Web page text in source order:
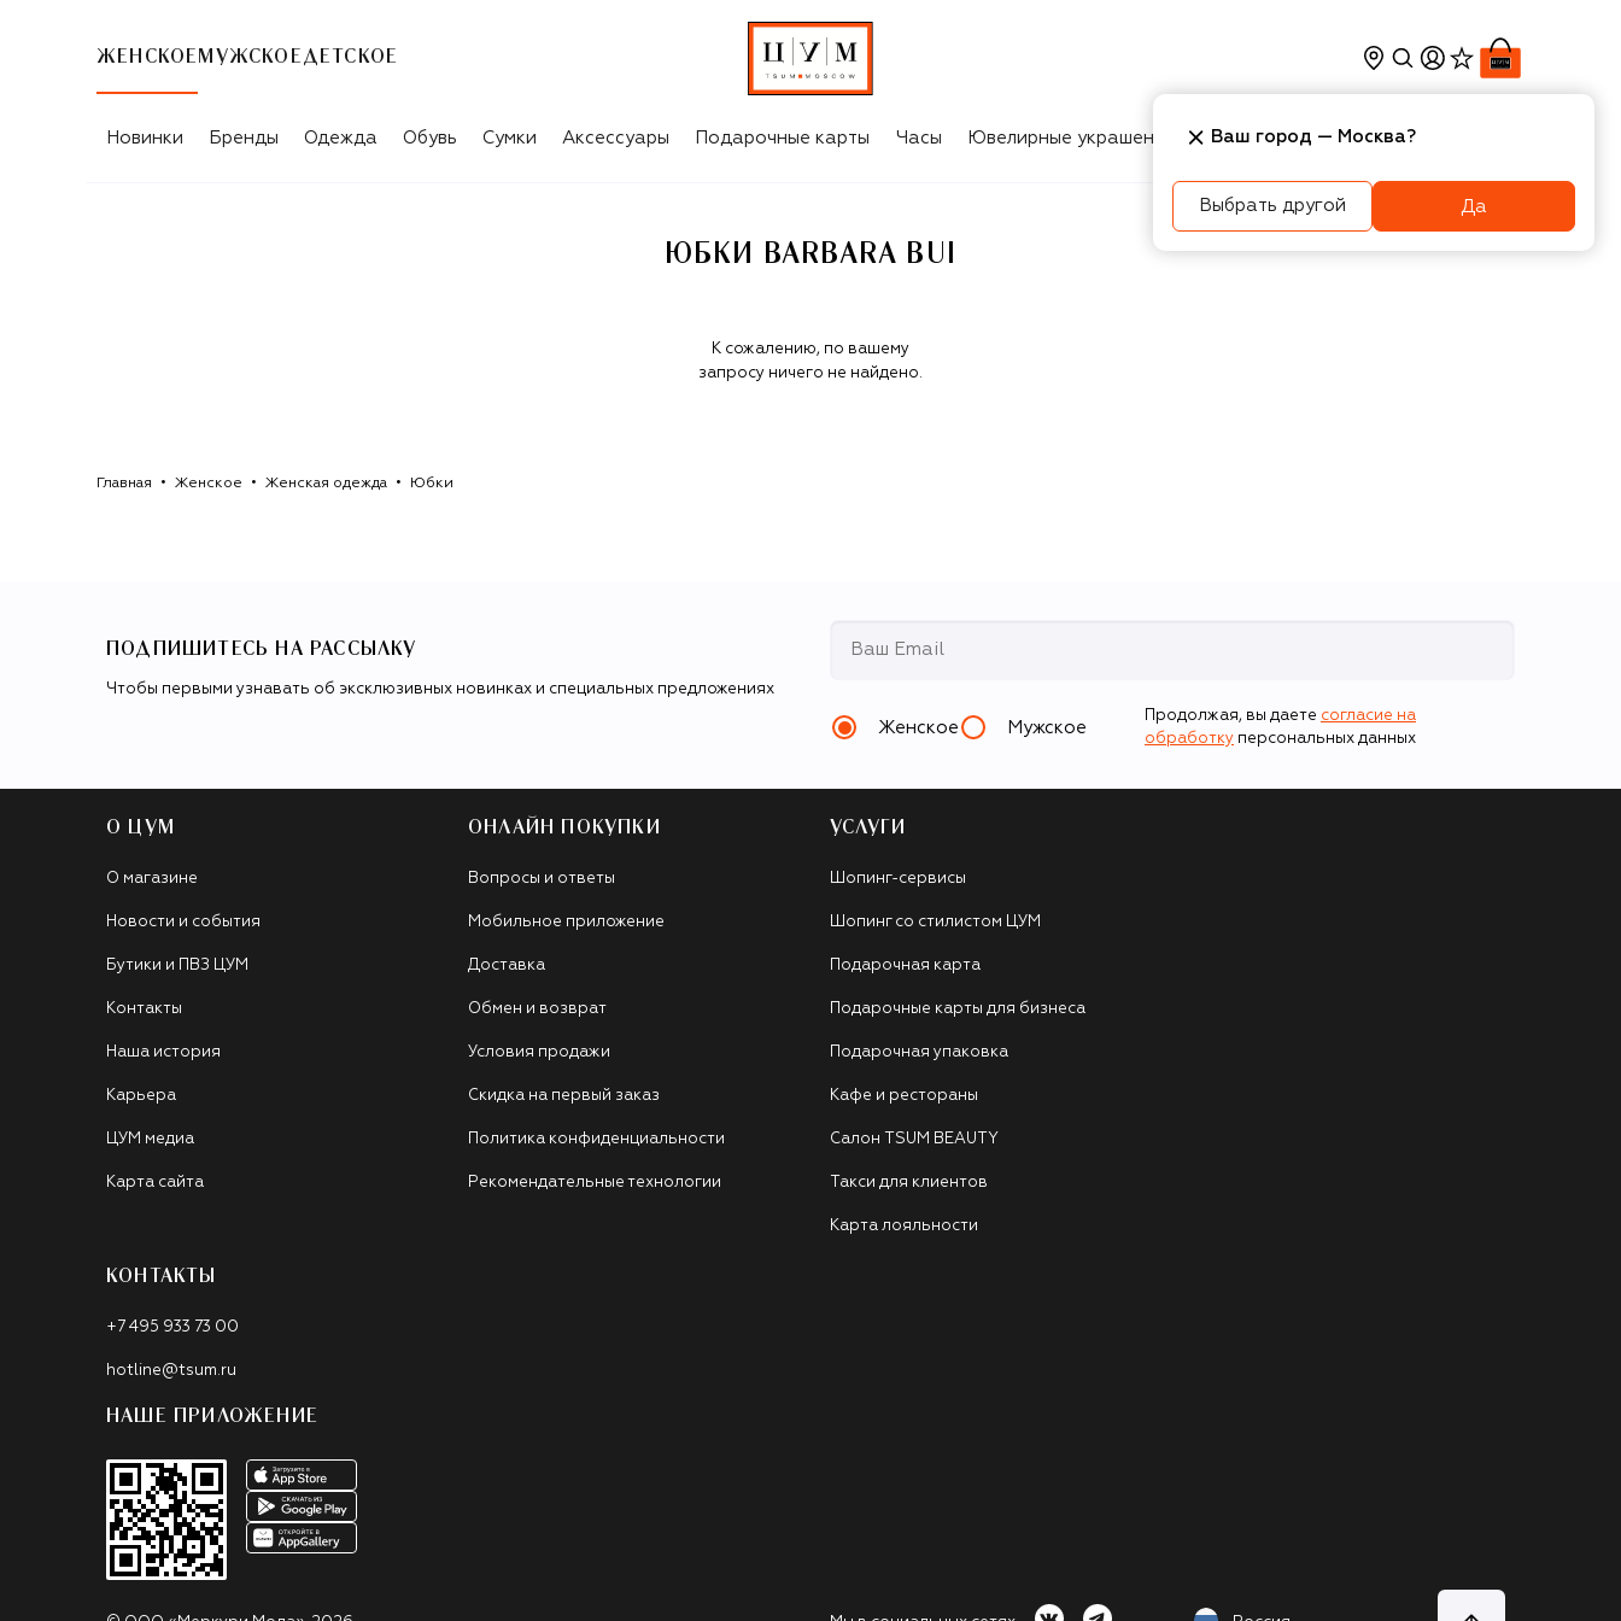
ЖЕНСКОЕ МУЖСКОЕ ДЕТСКОЕ
ЮБКИ BARBARA BUI
Новинки Бренды Одежда Обувь Сумки Аксессуары Подарочные карты Часы Ювелирные украшения Косметика Интерьер
ЮБКИ BARBARA BUI
К сожалению, по вашему
запросу ничего не найдено.
Главная Женское Женская одежда Юбки
ПОДПИШИТЕСЬ НА РАССЫЛКУ
Чтобы первыми узнавать об эксклюзивных новинках и специальных предложениях
Женское Мужское
Продолжая, вы даете согласие на
обработку персональных данных
О ЦУМ
О магазине
Новости и события
Бутики и ПВЗ ЦУМ
Контакты
Наша история
Карьера
ЦУМ медиа
Карта сайта
ОНЛАЙН ПОКУПКИ
Вопросы и ответы
Мобильное приложение
Доставка
Обмен и возврат
Условия продажи
Скидка на первый заказ
Политика конфиденциальности
Рекомендательные технологии
УСЛУГИ
Шопинг-сервисы
Шопинг со стилистом ЦУМ
Подарочная карта
Подарочные карты для бизнеса
Подарочная упаковка
Кафе и рестораны
Салон TSUM BEAUTY
Такси для клиентов
Карта лояльности
КОНТАКТЫ
+7 495 933 73 00
hotline@tsum.ru
НАШЕ ПРИЛОЖЕНИЕ
Ваш город — Москва?
Выбрать другой Да